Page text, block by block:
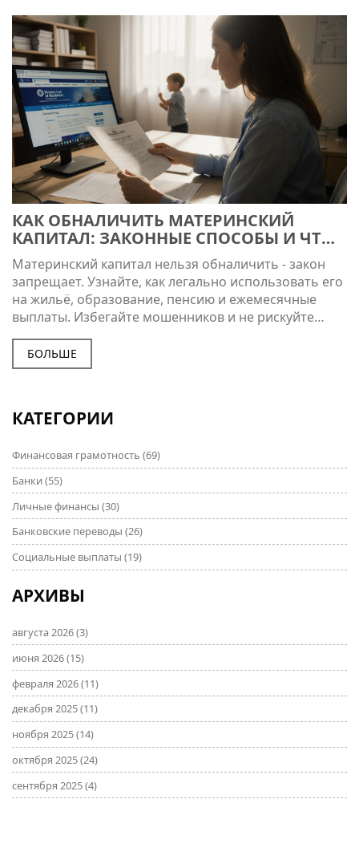
КАК ОБНАЛИЧИТЬ МАТЕРИНСКИЙ
КАПИТАЛ: ЗАКОННЫЕ СПОСОБЫ И ЧТО
ЗАПРЕЩЕНО
Материнский капитал нельзя обналичить - закон
запрещает. Узнайте, как легально использовать его
на жильё, образование, пенсию и ежемесячные
выплаты. Избегайте мошенников и не рискуйте
своим будущим.
БОЛЬШЕ
КАТЕГОРИИ
Финансовая грамотность (69)
Банки (55)
Личные финансы (30)
Банковские переводы (26)
Социальные выплаты (19)
АРХИВЫ
августа 2026(3)
июня 2026(15)
февраля 2026(11)
декабря 2025(11)
ноября 2025(14)
октября 2025(24)
сентября 2025(4)